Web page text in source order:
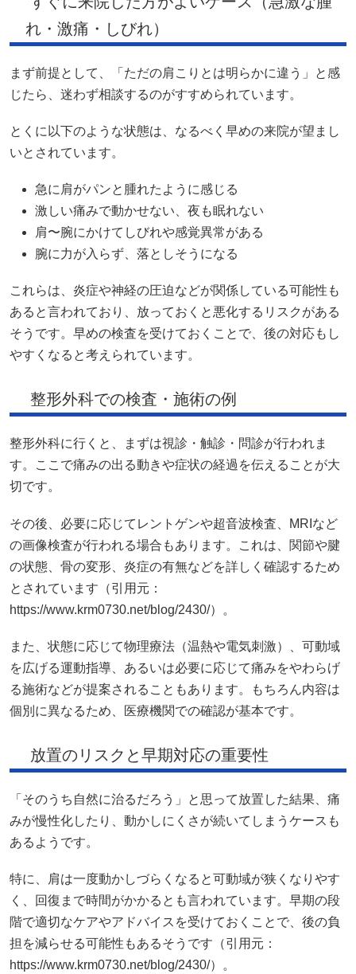
れ・激痛・しびれ）
まず前提として、「ただの肩こりとは明らかに違う」と感
じたら、迷わず相談するのがすすめられています。
とくに以下のような状態は、なるべく早めの来院が望まし
いとされています。
急に肩がパンと腫れたように感じる
激しい痛みで動かせない、夜も眠れない
肩〜腕にかけてしびれや感覚異常がある
腕に力が入らず、落としそうになる
これらは、炎症や神経の圧迫などが関係している可能性も
あると言われており、放っておくと悪化するリスクがある
そうです。早めの検査を受けておくことで、後の対応もし
やすくなると考えられています。
整形外科での検査・施術の例
整形外科に行くと、まずは視診・触診・問診が行われま
す。ここで痛みの出る動きや症状の経過を伝えることが大
切です。
その後、必要に応じてレントゲンや超音波検査、MRIなど
の画像検査が行われる場合もあります。これは、関節や腱
の状態、骨の変形、炎症の有無などを詳しく確認するため
とされています（引用元：
https://www.krm0730.net/blog/2430/）。
また、状態に応じて物理療法（温熱や電気刺激）、可動域
を広げる運動指導、あるいは必要に応じて痛みをやわらげ
る施術などが提案されることもあります。もちろん内容は
個別に異なるため、医療機関での確認が基本です。
放置のリスクと早期対応の重要性
「そのうち自然に治るだろう」と思って放置した結果、痛
みが慢性化したり、動かしにくさが続いてしまうケースも
あるようです。
特に、肩は一度動かしづらくなると可動域が狭くなりやす
く、回復まで時間がかかるとも言われています。早期の段
階で適切なケアやアドバイスを受けておくことで、後の負
担を減らせる可能性もあるそうです（引用元：
https://www.krm0730.net/blog/2430/）。